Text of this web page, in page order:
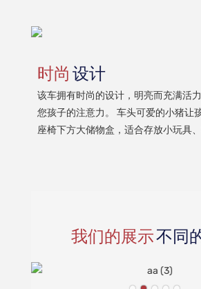
时尚设计
该车拥有时尚的设计，明亮而充满活
您孩子的注意力。 车头可爱的小猪让
座椅下方大储物盒，适合存放小玩具、
我们的展示不同